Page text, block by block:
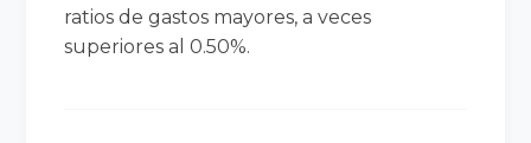
ratios de gastos mayores, a veces
superiores al 0.50%.